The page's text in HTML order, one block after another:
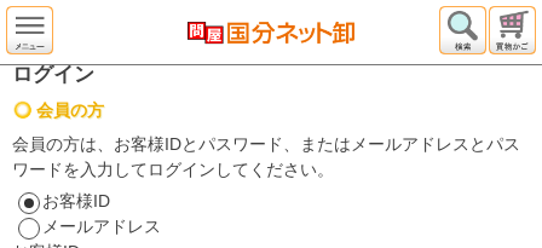
ログイン
会員の方
会員の方は、お客様IDとパスワード、またはメールアドレスとパス
ワードを入力してログインしてください。
お客様ID
メールアドレス